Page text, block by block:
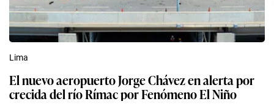
Lima
El nuevo aeropuerto Jorge Chávez en alerta por
crecida del río Rímac por Fenómeno El Niño